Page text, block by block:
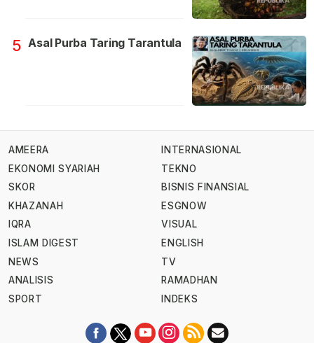
5 Asal Purba Taring Tarantula
AMEERA
EKONOMI SYARIAH
SKOR
KHAZANAH
IQRA
ISLAM DIGEST
NEWS
ANALISIS
SPORT
INTERNASIONAL
TEKNO
BISNIS FINANSIAL
ESGNOW
VISUAL
ENGLISH
TV
RAMADHAN
INDEKS